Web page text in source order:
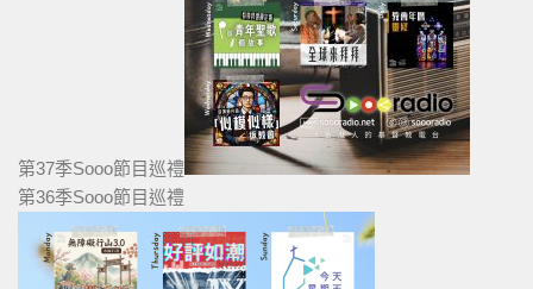
第37季Sooo節目巡禮
第36季Sooo節目巡禮